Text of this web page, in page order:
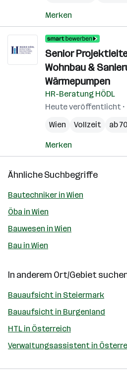
Merken
Senior
Wohnbau &
Wärmepumpen
HR-Beratung HÖDL
Heute veröffentlicht
Wien
Vollzeit ab
Merken
Ähnliche Suchbegriffe
Bautechniker in Wien
Öba in Wien
Bauwesen in Wien
Bau in Wien
In anderem Ort/Gebiet
Bauaufsicht in Steiermark
Bauaufsicht in Burgenland
HTL in Österreich
Verwaltungsassistent in